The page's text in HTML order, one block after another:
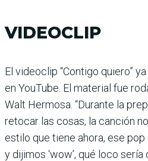
VIDEOCLIP
El videoclip “Contigo quiero”
en YouTube. El material fue
Walt Hermosa. “Durante la
retocar las cosas, la canción
estilo que tiene ahora, ese
y dijimos ‘wow’, qué loco